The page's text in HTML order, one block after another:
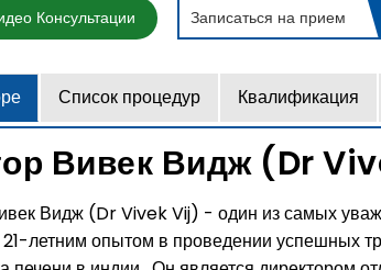
Консультации Записаться на прием
Список процедур Квалификация
Вивек Видж (Dr
Видж (Dr Vivek Vij) - один из самых
21-летним опытом в проведении успешных